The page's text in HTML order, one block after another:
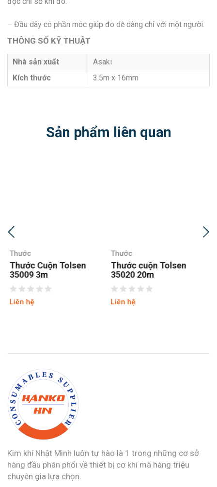
– Đầu dây có phần móc giúp đo dễ dàng chỉ với một người.
THÔNG SỐ KỸ THUẬT
Nhà sản xuất
Asaki
Kích thước
3.5m x 16mm
Sản phẩm liên quan
Thước
Thước cuộn Tolsen
35020 20m
Liên hệ
Thước
Thước kéo 2 mặt cao
cấp Asaki AK-2710
Liên hệ
Kim khí Nhật Minh luôn tự hào là 1 trong những cơ sở
hàng đầu phân phối về thiết bị cơ khí mà hàng triệu
chuyên gia lựa chọn.